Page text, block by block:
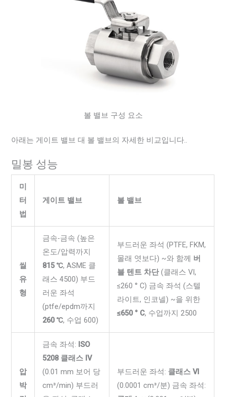
볼 밸브 구성 요소
아래는 게이트 밸브 대 볼 밸브의 자세한 비교입니다..
밀봉 성능
미
터
법
게이트 밸브 볼 밸브
씰
유
형
금속-금속 (높은
온도/압력까지
815 ℃, ASME 클
래스 4500) 부드
러운 좌석
(ptfe/epdm까지
260 ℃, 수업 600)
부드러운 좌석 (PTFE, FKM,
몰래 엿보다) ~와 함께 버
블 텐트 차단(클래스 VI,
≤260 ° C) 금속 좌석 (스텔
라이트, 인코넬) ~을 위한
≤650 ° C, 수업까지 2500
압
박
금속 좌석: ISO
5208 클래스 IV
(0.01 mm 보어 당
cm³/min) 부드러
부드러운 좌석: 클래스 VI
(0.0001 cm³/분) 금속 좌석: